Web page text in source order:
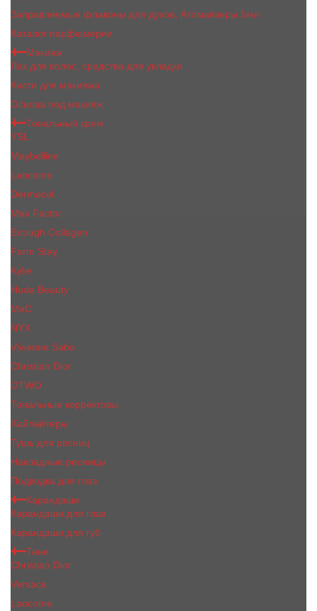
Заправляемые флаконы для духов, Атомайзеры 5мл
Каталог парфюмерии
Макияж
Лак для волос, средства для укладки
Кисти для макияжа
Основа под макияж
Тональный крем
YSL
Maybelline
Lancome
Dermacol
Max Factor
Enough Collagen
Farm Stay
Kylie
Huda Beauty
МаС
NYX
Vivienne Sabo
Сhristiаn Diоr
OTWO
Тональные корректоры
Хайлайтеры
Тушь для ресниц
Накладные ресницы
Подводка для глаз
Карандаши
Карандаши для глаз
Карандаши для губ
Тени
Christian Dior
Versace
Lancome